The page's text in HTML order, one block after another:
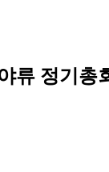
류 정기총